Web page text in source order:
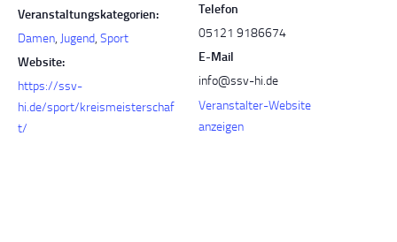
Veranstaltungskategorien:
Damen, Jugend, Sport
Website:
https://ssv-
hi.de/sport/kreismeisterschaf
t/
Telefon
05121 9186674
E-Mail
info@ssv-hi.de
Veranstalter-Website
anzeigen